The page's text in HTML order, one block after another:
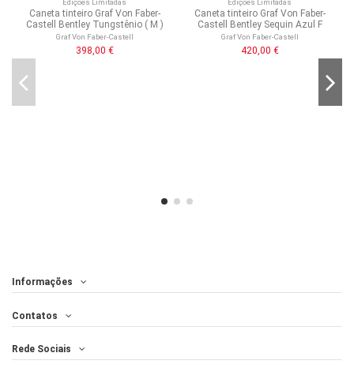
Edições Limitadas
Caneta tinteiro Graf Von Faber-
Castell Bentley Tungstênio ( M )
Graf Von Faber-Castell
398,00 €
Edições Limitadas
Caneta tinteiro Graf Von Faber-
Castell Bentley Sequin Azul F
Graf Von Faber-Castell
420,00 €
Informações
Contatos
Rede Sociais